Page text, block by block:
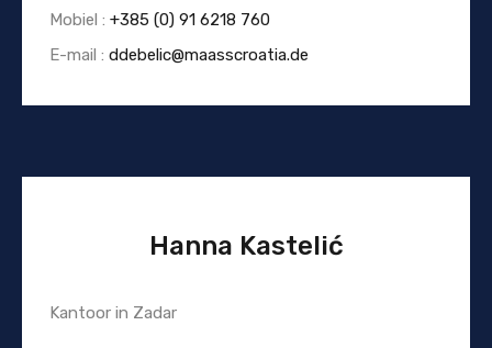
Mobiel : +385 (0) 91 6218 760
E-mail : ddebelic@maasscroatia.de
Hanna Kastelić
Kantoor in Zadar